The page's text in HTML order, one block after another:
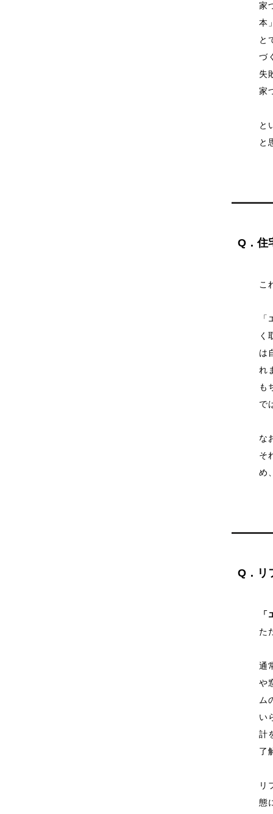
家
本
と
づ
失
家
と
と
Q．住
こ
く
は
れ
も
で
な
そ
め
Q．リ
た
通
や
ム
い
計
了
リ
態